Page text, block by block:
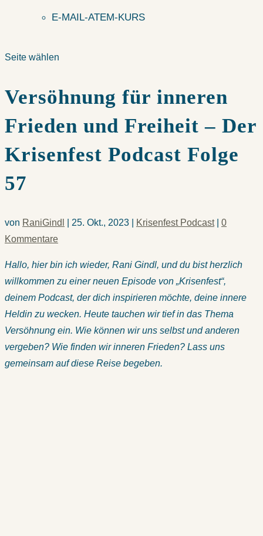
E-MAIL-ATEM-KURS
Seite wählen
Versöhnung für inneren
Frieden und Freiheit – Der
Krisenfest Podcast Folge
57
von RaniGindl 25. Okt., 2023 Krisenfest Podcast| 0
Kommentare
Hallo, hier bin ich wieder, Rani Gindl, und du bist herzlich
willkommen zu einer neuen Episode von „Krisenfest“,
deinem Podcast, der dich inspirieren möchte, deine innere
Heldin zu wecken. Heute tauchen wir tief in das Thema
Versöhnung ein. Wie können wir uns selbst und anderen
vergeben? Wie finden wir inneren Frieden? Lass uns
gemeinsam auf diese Reise begeben.